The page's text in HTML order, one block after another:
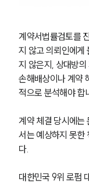
계약서법률검토를
지 않고 의뢰인에게
지 않은지, 상대방
손해배상이나 계약
적으로 분석해야 합
계약 체결 당시에는
서는 예상하지 못한
다.
대한민국 9위 로펌